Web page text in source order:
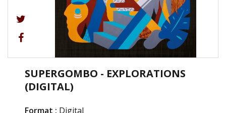
SUPERGOMBO - EXPLORATIONS
(DIGITAL)
Format : Digital